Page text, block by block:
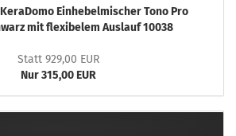
Einhebelmischer Tono Pro
mit flexibelem Auslauf 10038
Statt 929,00 EUR
Nur 315,00 EUR